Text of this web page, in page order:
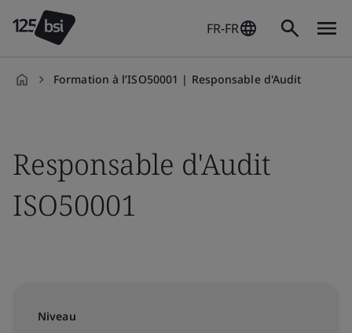
FR-FR
Formation à l’ISO50001 | Responsable d'Audit
Responsable d'Audit
ISO50001
Niveau